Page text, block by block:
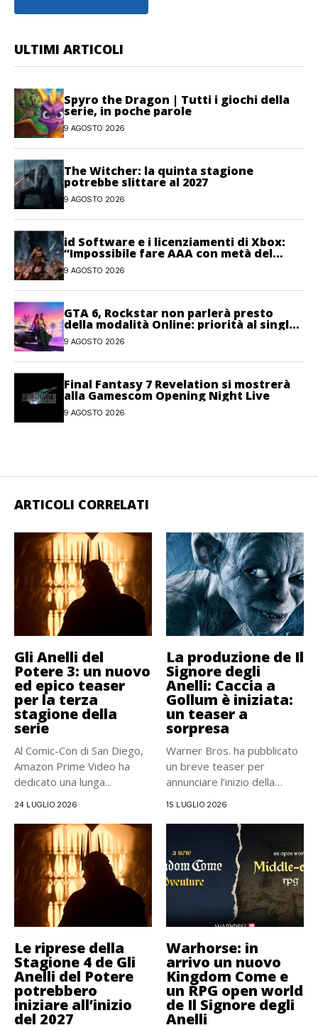
ULTIMI ARTICOLI
Spyro the Dragon | Tutti i giochi della
serie, in poche parole
9 AGOSTO 2026
The Witcher: la quinta stagione
potrebbe slittare al 2027
9 AGOSTO 2026
id Software e i licenziamenti di Xbox:
“Impossibile fare AAA con metà del
personale”
9 AGOSTO 2026
GTA 6, Rockstar non parlerà presto
della modalità Online: priorità al single-
player
9 AGOSTO 2026
Final Fantasy 7 Revelation si mostrerà
alla Gamescom Opening Night Live
9 AGOSTO 2026
ARTICOLI CORRELATI
Gli Anelli del
Potere 3: un nuovo
ed epico teaser
per la terza
stagione della
serie
Al Comic-Con di San Diego,
Amazon Prime Video ha
dedicato una lunga...
24 LUGLIO 2026
La produzione de Il
Signore degli
Anelli: Caccia a
Gollum è iniziata:
un teaser a
sorpresa
Warner Bros. ha pubblicato
un breve teaser per
annunciare l’inizio della
15 LUGLIO 2026
Le riprese della
Stagione 4 de Gli
Anelli del Potere
potrebbero
iniziare all’inizio
del 2027
Warhorse: in
arrivo un nuovo
Kingdom Come e
un RPG open world
de Il Signore degli
Anelli